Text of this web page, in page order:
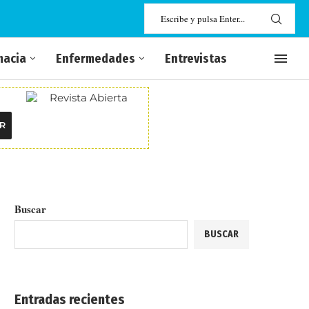
Enfermedades Entrevistas
Buscar
BUSCAR
Entradas recientes